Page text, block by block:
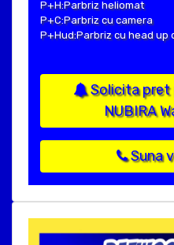
P+H:Parbriz heliomat
P+C:Parbriz cu camera
P+Hud:Parbriz cu head up
Solicita pret
NUBIRA
Suna